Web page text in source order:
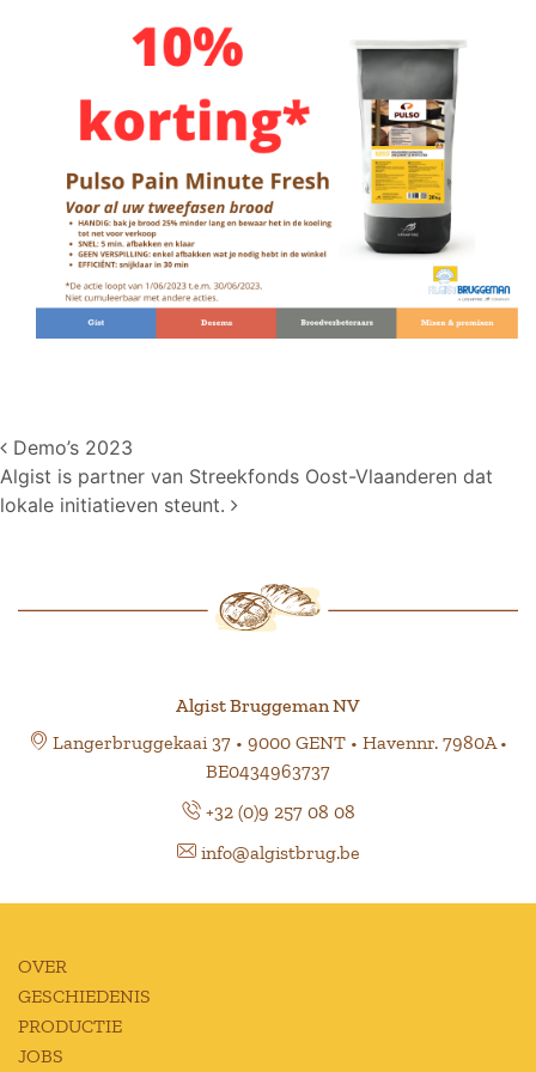
Post navigation
Demo’s 2023
Algist is partner van Streekfonds Oost-Vlaanderen dat
lokale initiatieven steunt.
Algist Bruggeman NV
Langerbruggekaai 37 • 9000 GENT • Havennr. 7980A •
BE0434963737
+32 (0)9 257 08 08
info@algistbrug.be
OVER
GESCHIEDENIS
PRODUCTIE
JOBS